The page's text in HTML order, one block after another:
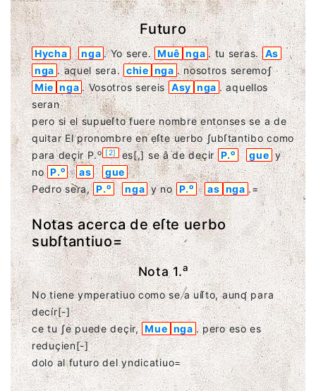
Futuro
Hycha nga . Yo sere. Muê nga . tu seras. As
nga . aquel sera. chie nga . nosotros seremoʃ
Mie nga . Vosotros sereis Asy nga . aquellos
seran
pero si el supueſto fuere nombre entonses se a de
quitar El pronombre en eſte uerbo ʃubſtantibo como
para deçir P.o [2] es[,]se â de deçir P.o gue y
no P.o as
gue
Pedro sera, P.o nga y no P.o as nga .=
Notas acerca de eſte uerbo
subſtantiuo=
Nota 1.a
No tiene ymperatiuo como se a uíſto, aunʠ para
decír[-]
ce tu ʃe puede deçir, Mue nga . pero eso es
reduçien[-]
dolo al futuro del yndicatiuo=